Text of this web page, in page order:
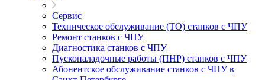
Сервис
Техническое обслуживание (ТО) станков с ЧПУ
Ремонт станков с ЧПУ
Диагностика станков с ЧПУ
Пусконаладочные работы (ПНР) станков с ЧПУ
Абонентское обслуживание станков с ЧПУ в